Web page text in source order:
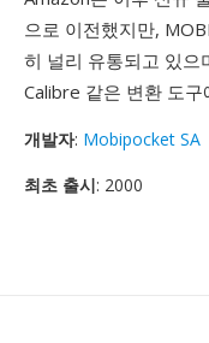
으로 이전했지만,
히 널리 유통되고 있으
Calibre 같은 변환 도
개발자: Mobipocket SA
최초 출시: 2000